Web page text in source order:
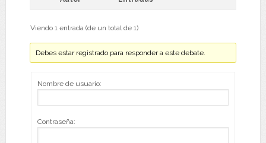
Viendo 1 entrada (de un total de 1)
Debes estar registrado para responder a este debate.
Nombre de usuario:
Contraseña: